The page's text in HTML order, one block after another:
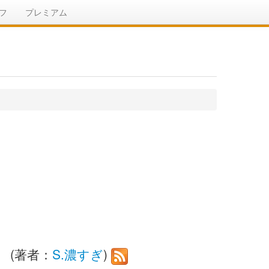
プレミアム
(著者： S.濃すぎ)